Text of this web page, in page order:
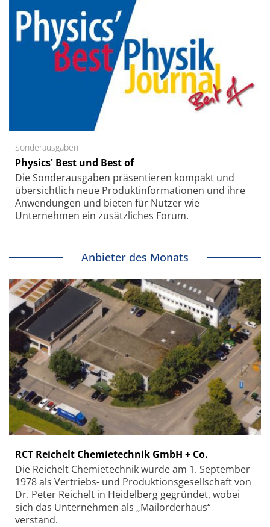
Sonderausgaben
Physics' Best und Best of
Die Sonder­ausgaben präsentieren kompakt und
übersichtlich neue Produkt­informationen und ihre
Anwendungen und bieten für Nutzer wie
Unternehmen ein zusätzliches Forum.
Anbieter des Monats
RCT Reichelt Chemietechnik GmbH + Co.
Die Reichelt Chemietechnik wurde am 1. September
1978 als Vertriebs- und Produktionsgesellschaft von
Dr. Peter Reichelt in Heidelberg gegründet, wobei
sich das Unternehmen als „Mailorderhaus“
verstand.